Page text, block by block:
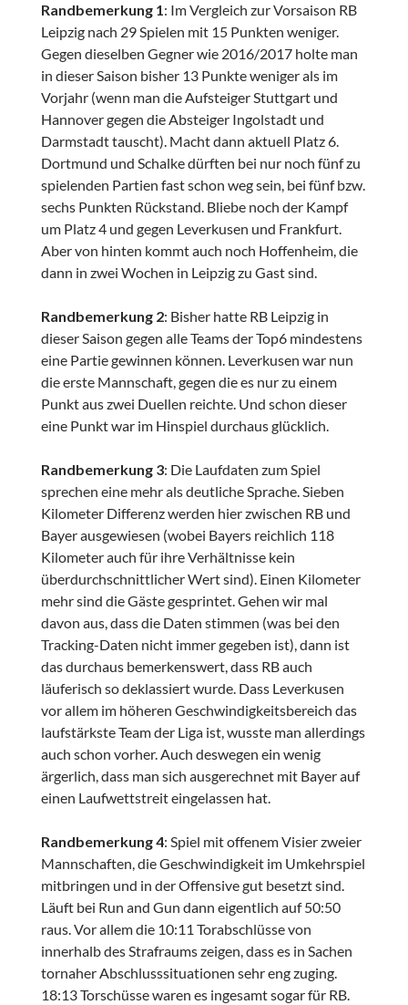
Randbemerkung 1: Im Vergleich zur Vorsaison RB
Leipzig nach 29 Spielen mit 15 Punkten weniger.
Gegen dieselben Gegner wie 2016/2017 holte man
in dieser Saison bisher 13 Punkte weniger als im
Vorjahr (wenn man die Aufsteiger Stuttgart und
Hannover gegen die Absteiger Ingolstadt und
Darmstadt tauscht). Macht dann aktuell Platz 6.
Dortmund und Schalke dürften bei nur noch fünf zu
spielenden Partien fast schon weg sein, bei fünf bzw.
sechs Punkten Rückstand. Bliebe noch der Kampf
um Platz 4 und gegen Leverkusen und Frankfurt.
Aber von hinten kommt auch noch Hoffenheim, die
dann in zwei Wochen in Leipzig zu Gast sind.
Randbemerkung 2: Bisher hatte RB Leipzig in
dieser Saison gegen alle Teams der Top6 mindestens
eine Partie gewinnen können. Leverkusen war nun
die erste Mannschaft, gegen die es nur zu einem
Punkt aus zwei Duellen reichte. Und schon dieser
eine Punkt war im Hinspiel durchaus glücklich.
Randbemerkung 3: Die Laufdaten zum Spiel
sprechen eine mehr als deutliche Sprache. Sieben
Kilometer Differenz werden hier zwischen RB und
Bayer ausgewiesen (wobei Bayers reichlich 118
Kilometer auch für ihre Verhältnisse kein
überdurchschnittlicher Wert sind). Einen Kilometer
mehr sind die Gäste gesprintet. Gehen wir mal
davon aus, dass die Daten stimmen (was bei den
Tracking-Daten nicht immer gegeben ist), dann ist
das durchaus bemerkenswert, dass RB auch
läuferisch so deklassiert wurde. Dass Leverkusen
vor allem im höheren Geschwindigkeitsbereich das
laufstärkste Team der Liga ist, wusste man allerdings
auch schon vorher. Auch deswegen ein wenig
ärgerlich, dass man sich ausgerechnet mit Bayer auf
einen Laufwettstreit eingelassen hat.
Randbemerkung 4: Spiel mit offenem Visier zweier
Mannschaften, die Geschwindigkeit im Umkehrspiel
mitbringen und in der Offensive gut besetzt sind.
Läuft bei Run and Gun dann eigentlich auf 50:50
raus. Vor allem die 10:11 Torabschlüsse von
innerhalb des Strafraums zeigen, dass es in Sachen
tornaher Abschlusssituationen sehr eng zuging.
18:13 Torschüsse waren es ingesamt sogar für RB.